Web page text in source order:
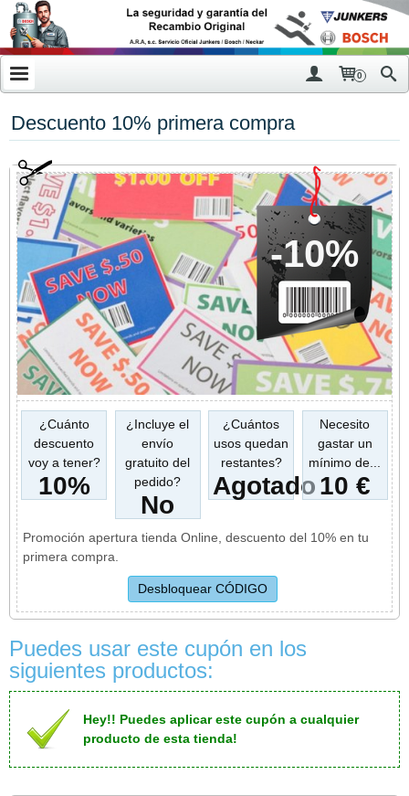
0
Descuento 10% primera compra
-10%
¿Cuánto
descuento
voy a tener?
10%
¿Incluye el
envío
gratuito del
pedido?
No
¿Cuántos
usos quedan
restantes?
Agotado
Necesito
gastar un
mínimo de...
10 €
Promoción apertura tienda Online, descuento del 10% en tu
primera compra.
Puedes usar este cupón en los
siguientes productos:
Hey!! Puedes aplicar este cupón a cualquier
producto de esta tienda!